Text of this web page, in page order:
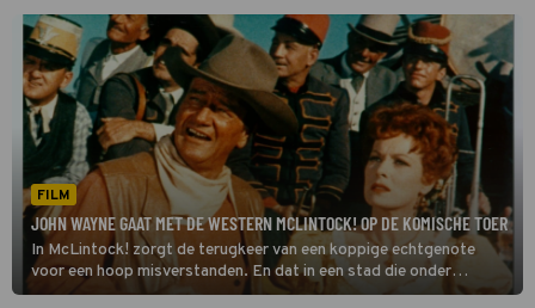
FILM
JOHN WAYNE GAAT MET DE WESTERN MCLINTOCK! OP DE KOMISCHE TOER
In McLintock! zorgt de terugkeer van een koppige echtgenote
voor een hoop misverstanden. En dat in een stad die onder
hoogspanning staat.